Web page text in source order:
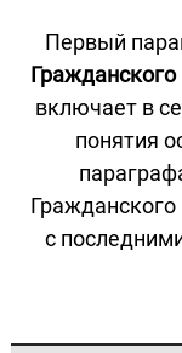
Первый
включает в
понятия
с